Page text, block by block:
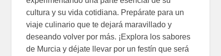
cultura y su vida cotidiana. Prepárate para un
viaje culinario que te dejará maravillado y
deseando volver por más. ¡Explora los sabores
de Murcia y déjate llevar por un festín que será